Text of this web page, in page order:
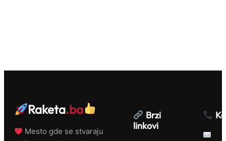
Raketa.ba
Mesto gde se stvaraju
Brzi
linkovi